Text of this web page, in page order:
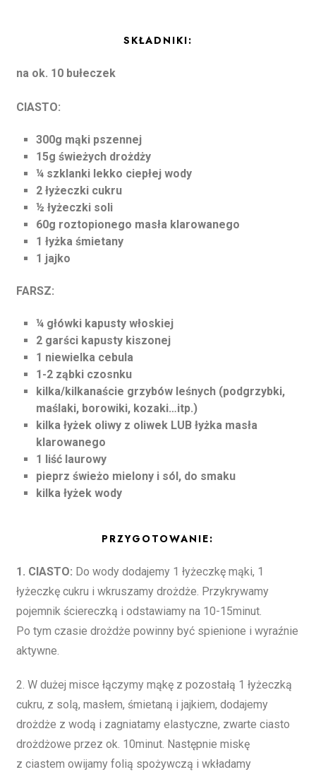
SKŁADNIKI:
na ok. 10 bułeczek
CIASTO:
300g mąki pszennej
15g świeżych drożdży
¼ szklanki lekko ciepłej wody
2 łyżeczki cukru
½ łyżeczki soli
60g roztopionego masła klarowanego
1 łyżka śmietany
1 jajko
FARSZ:
¼ główki kapusty włoskiej
2 garści kapusty kiszonej
1 niewielka cebula
1-2 ząbki czosnku
kilka/kilkanaście grzybów leśnych (podgrzybki,
maślaki, borowiki, kozaki…itp.)
kilka łyżek oliwy z oliwek LUB łyżka masła
klarowanego
1 liść laurowy
pieprz świeżo mielony i sól, do smaku
kilka łyżek wody
PRZYGOTOWANIE:
1. CIASTO: Do wody dodajemy 1 łyżeczkę mąki, 1
łyżeczkę cukru i wkruszamy drożdże. Przykrywamy
pojemnik ściereczką i odstawiamy na 10-15minut.
Po tym czasie drożdże powinny być spienione i wyraźnie
aktywne.
2. W dużej misce łączymy mąkę z pozostałą 1 łyżeczką
cukru, z solą, masłem, śmietaną i jajkiem, dodajemy
drożdże z wodą i zagniatamy elastyczne, zwarte ciasto
drożdżowe przez ok. 10minut. Następnie miskę
z ciastem owijamy folią spożywczą i wkładamy